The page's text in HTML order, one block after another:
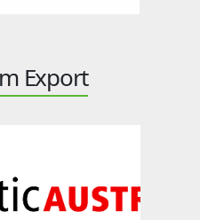
Export